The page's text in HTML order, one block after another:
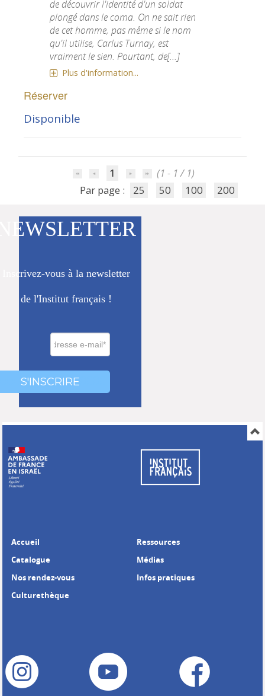
de découvrir l'identité d'un soldat
plongé dans le coma. On ne sait rien
de cet homme, pas même si le nom
qu'il utilise, Carlus Turnay, est
vraiment le sien. Pourtant, de[...]
Plus d'information...
Réserver
Disponible
1
(1 - 1 / 1)
Par page :
25 50 100 200
Inscrivez-vous à la newsletter
de l'Institut français !
S'INSCRIRE
Accueil
Catalogue
Nos rendez-vous
Culturethèque
Ressources
Médias
Infos pratiques